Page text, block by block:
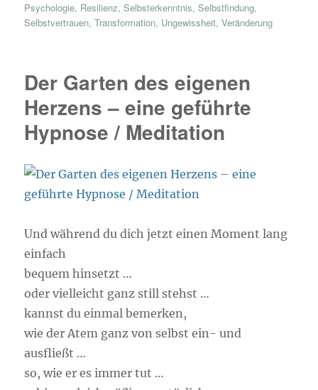
Psychologie, Resilienz,Selbsterkenntnis,Selbstfindung,
Selbstvertrauen,Transformation, Ungewissheit,Veränderung
Der Garten des eigenen
Herzens – eine geführte
Hypnose / Meditation
Und während du dich jetzt einen Moment lang
einfach
bequem hinsetzt …
oder vielleicht ganz still stehst …
kannst du einmal bemerken,
wie der Atem ganz von selbst ein- und
ausfließt …
so, wie er es immer tut …